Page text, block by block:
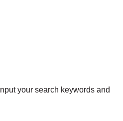
Input your search keywords and